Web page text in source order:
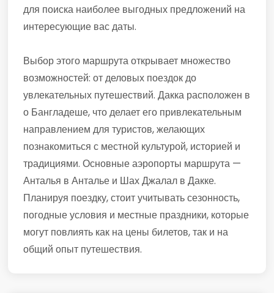
для поиска наиболее выгодных предложений на
интересующие вас даты.
Выбор этого маршрута открывает множество
возможностей: от деловых поездок до
увлекательных путешествий. Дакка расположен в
о Бангладеше, что делает его привлекательным
направлением для туристов, желающих
познакомиться с местной культурой, историей и
традициями. Основные аэропорты маршрута —
Анталья в Анталье и Шах Джалал в Дакке.
Планируя поездку, стоит учитывать сезонность,
погодные условия и местные праздники, которые
могут повлиять как на цены билетов, так и на
общий опыт путешествия.